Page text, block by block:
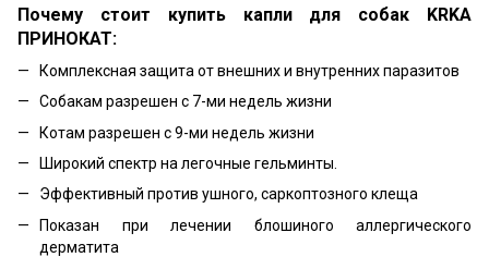
Почему стоит купить капли для собак KRKA
ПРИНОКАТ:
Комплексная защита от внешних и внутренних паразитов
Собакам разрешен с 7-ми недель жизни
Котам разрешен с 9-ми недель жизни
Широкий спектр на легочные гельминты.
Эффективный против ушного, саркоптозного клеща
Показан при лечении блошиного аллергического
дерматита